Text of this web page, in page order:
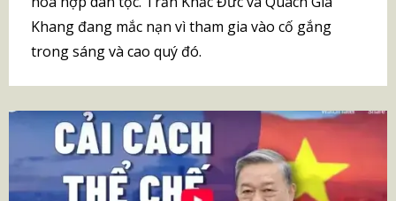
Khang đang mắc nạn vì tham gia vào cố gắng
trong sáng và cao quý đó.